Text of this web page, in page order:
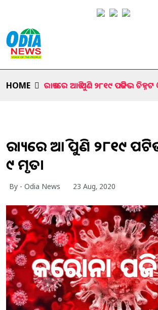
HOME ରାଜ୍ୟରେ ଆଜି ପୁଣି ୨୮୧୯ ପଜିଟିଭ ଚିହ୍ନଟ
ରାଜ୍ୟରେ ଆଜି ପୁଣି ୨୮୧୯
୯ ମୃତ।
By - Odia News 23 Aug, 2020